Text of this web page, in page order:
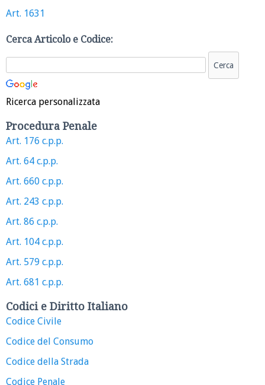
Art. 1631
Cerca Articolo e Codice:
Ricerca personalizzata
Procedura Penale
Art. 176 c.p.p.
Art. 64 c.p.p.
Art. 660 c.p.p.
Art. 243 c.p.p.
Art. 86 c.p.p.
Art. 104 c.p.p.
Art. 579 c.p.p.
Art. 681 c.p.p.
Codici e Diritto Italiano
Codice Civile
Codice del Consumo
Codice della Strada
Codice Penale